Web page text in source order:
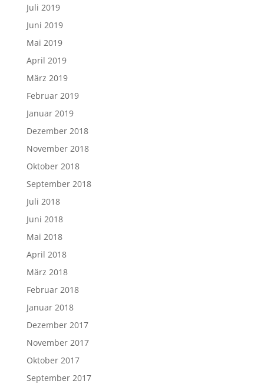
Juli 2019
Juni 2019
Mai 2019
April 2019
März 2019
Februar 2019
Januar 2019
Dezember 2018
November 2018
Oktober 2018
September 2018
Juli 2018
Juni 2018
Mai 2018
April 2018
März 2018
Februar 2018
Januar 2018
Dezember 2017
November 2017
Oktober 2017
September 2017